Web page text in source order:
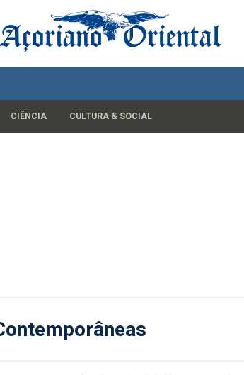
CIÊNCIA CULTURA & SOCIAL